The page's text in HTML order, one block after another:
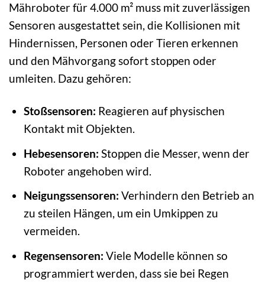
Mähroboter für 4.000 m² muss mit zuverlässigen
Sensoren ausgestattet sein, die Kollisionen mit
Hindernissen, Personen oder Tieren erkennen
und den Mähvorgang sofort stoppen oder
umleiten. Dazu gehören:
Stoßsensoren: Reagieren auf physischen
Kontakt mit Objekten.
Hebesensoren: Stoppen die Messer, wenn der
Roboter angehoben wird.
Neigungssensoren: Verhindern den Betrieb an
zu steilen Hängen, um ein Umkippen zu
vermeiden.
Regensensoren: Viele Modelle können so
programmiert werden, dass sie bei Regen